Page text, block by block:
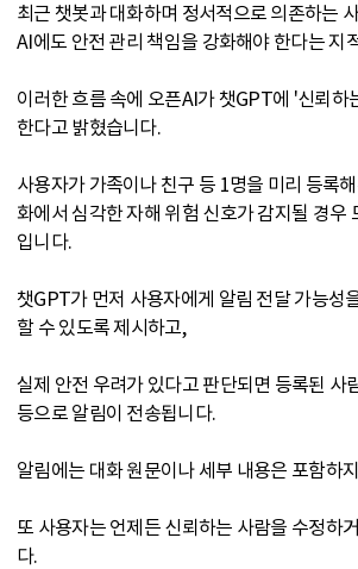
최근 챗봇과 대화하며 정서적으로 의존하는
AI에도 안전 관리 책임을 강화해야 한다는 지
이러한 흐름 속에 오픈AI가 챗GPT에 '신뢰하
한다고 밝혔습니다.
사용자가 가족이나 친구 등 1명을 미리 등록
화에서 심각한 자해 위험 신호가 감지될 경우
입니다.
챗GPT가 먼저 사용자에게 알림 전달 가능성
할 수 있도록 제시하고,
실제 안전 우려가 있다고 판단되면 등록된 사
등으로 알림이 전송됩니다.
알림에는 대화 원문이나 세부 내용은 포함하
또 사용자는 언제든 신뢰하는 사람을 수정하
다.